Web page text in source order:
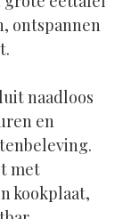
ontspannen
naadloos
en
met
kookplaat,